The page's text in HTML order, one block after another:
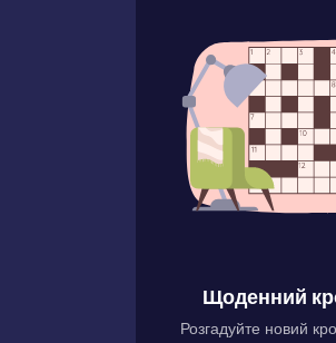
Щоденний
Розгадуйте новий